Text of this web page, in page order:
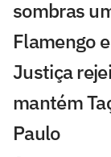
sombras
Flamengo
Justiça
mantém
Paulo